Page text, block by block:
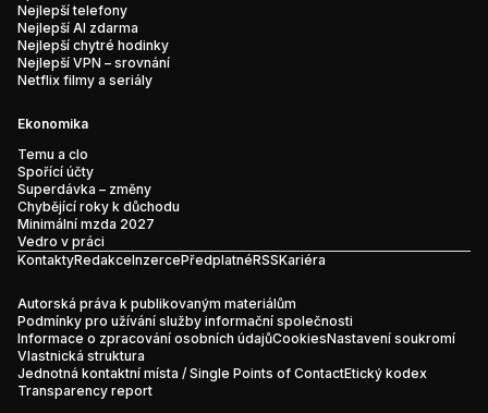
Nejlepší telefony
Nejlepší AI zdarma
Nejlepší chytré hodinky
Nejlepší VPN – srovnání
Netflix filmy a seriály
Ekonomika
Temu a clo
Spořící účty
Superdávka – změny
Chybějící roky k důchodu
Minimální mzda 2027
Vedro v práci
KontaktyRedakceInzercePředplatnéRSSKariéra
Autorská práva k publikovaným materiálům
Podmínky pro užívání služby informační společnosti
Informace o zpracování osobních údajůCookiesNastavení soukromí
Vlastnická struktura
Jednotná kontaktní místa / Single Points of ContactEtický kodex
Transparency report